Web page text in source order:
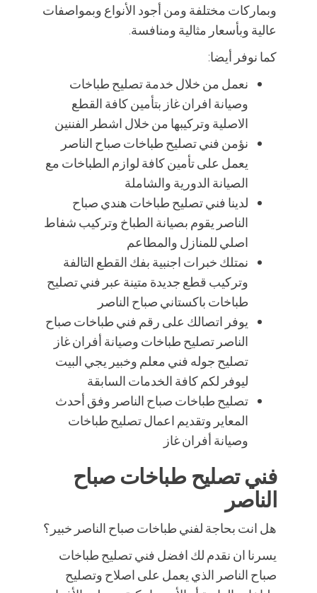
وبماركات مختلفة ومن أجود الأنواع وبمواصفات
عالية وبأسعار مثالية ومنافسة.
كما نوفر أيضا:
نعمل من خلال خدمة تصليح طباخات
وصيانة افران غاز بتأمين كافة القطع
الاصلية وتركيبها من خلال اشطر الفننين
نؤمن فني تصليح طباخات صباح الناصر
يعمل على تأمين كافة لوازم الطباخات مع
الصيانة الدورية والشاملة
لدينا فني تصليح طباخات هندي صباح
الناصر يقوم بصيانة الطباخ وتركيب شفاط
اصلي للمنازل والمطاعم
نمتلك خبرات اجنبية بفك القطع التالفة
وتركيب قطع جديدة متينة عبر فني تصليح
طباخات باكستاني صباح الناصر
يوفر اتصالك على رقم فني طباخات صباح
الناصر تصليح طباخات وصيانة أفران غاز
تصليح جوله فني معلم وخبير يجي البيت
ليوفر لكم كافة الخدمات السابقة
تصليح طباخات صباح الناصر وفق أحدث
المعاير وتقديم اعمال تصليح طباخات
وصيانة أفران غاز
فني تصليح طباخات صباح
الناصر
هل انت بحاجة لفني طباخات صباح الناصر خبير؟
يسرنا ان نقدم لك افضل فني تصليح طباخات
صباح الناصر الذي يعمل على اصلاح وتصليح